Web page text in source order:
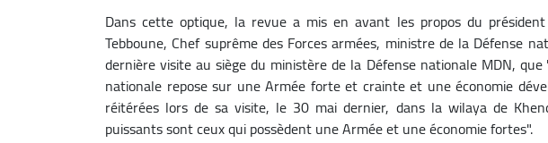
Dans cette optique, la revue a mis en avant les propos du
Tebboune, Chef suprême des Forces armées, ministre de la Défense
dernière visite au siège du ministère de la Défense nationale MDN,
nationale repose sur une Armée forte et crainte et une économie
réitérées lors de sa visite, le 30 mai dernier, dans la wilaya de
puissants sont ceux qui possèdent une Armée et une économie fortes".